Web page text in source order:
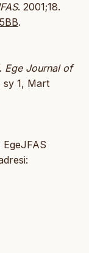
. 2001;18.
.
Ege Journal of
sy 1, Mart